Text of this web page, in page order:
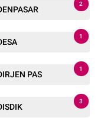
2
1
PAS
1
3